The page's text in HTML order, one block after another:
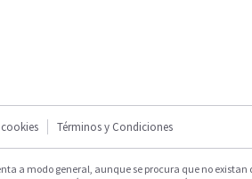
Términos y Condiciones
a modo general, aunque se procura que no existan